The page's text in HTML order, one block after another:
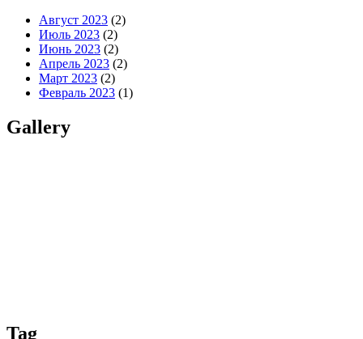
Август 2023 (2)
Июль 2023 (2)
Июнь 2023 (2)
Апрель 2023 (2)
Март 2023 (2)
Февраль 2023 (1)
Gallery
Tag